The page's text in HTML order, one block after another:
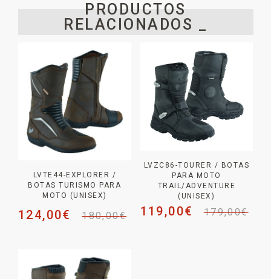
PRODUCTOS
RELACIONADOS _
LVTE44-EXPLORER /
BOTAS TURISMO PARA
MOTO (UNISEX)
180,00€
124,00€
LVZC86-TOURER / BOTAS
PARA MOTO
TRAIL/ADVENTURE
(UNISEX)
179,00€
119,00€